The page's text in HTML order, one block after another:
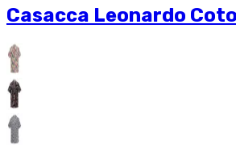
Casacca Leonardo